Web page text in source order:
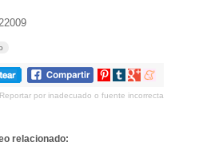
Compartir
Pinterest
Compartir
tumblr
Compartir
Google+
Compartir
meneame
Reportar por inadecuado o fuente incorrecta
relacionado: